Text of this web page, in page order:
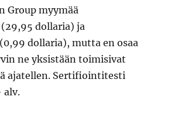
Group myymää
(29,95 dollaria) ja
(0,99 dollaria), mutta en osaa
ne yksistään toimisivat
ajatellen. Sertifiointitesti
alv.